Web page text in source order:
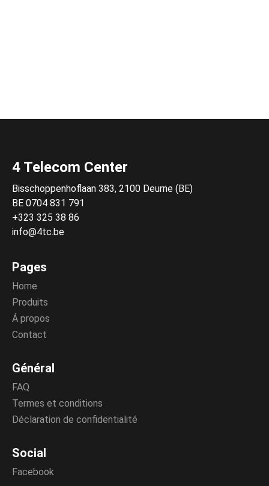
4 Telecom Center
Bisschoppenhoflaan 383, 2100 Deurne (BE)
BE 0704 831 791
+323 325 38 86
info@4tc.be
Pages
Home
Produits
Á propos
Contact
Général
FAQ
Termes et conditions
Déclaration de confidentialité
Social
Facebook